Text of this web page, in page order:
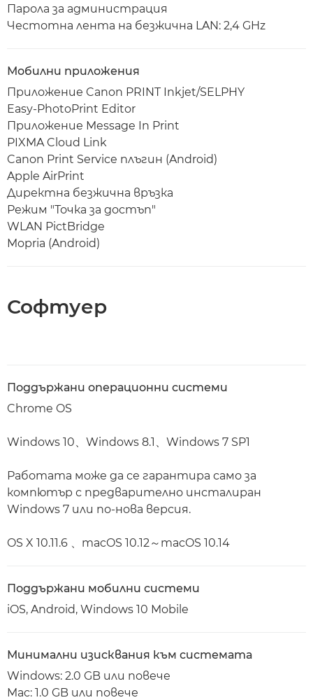
Парола за администрация
Честотна лента на безжична LAN: 2,4 GHz
Мобилни приложения
Приложение Canon PRINT Inkjet/SELPHY
Easy-PhotoPrint Editor
Приложение Message In Print
PIXMA Cloud Link
Canon Print Service плъгин (Android)
Apple AirPrint
Директна безжична връзка
Режим "Точка за достъп"
WLAN PictBridge
Mopria (Android)
Софтуер
Поддържани операционни системи
Chrome OS
Windows 10、Windows 8.1、Windows 7 SP1
Работата може да се гарантира само за
компютър с предварително инсталиран
Windows 7 или по-нова версия.
OS X 10.11.6 、macOS 10.12～macOS 10.14
Поддържани мобилни системи
iOS, Android, Windows 10 Mobile
Минимални изисквания към системата
Windows: 2.0 GB или повече
Mac: 1.0 GB или повече